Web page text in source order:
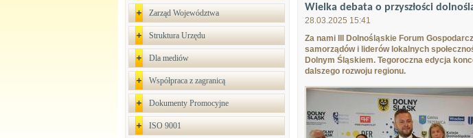
Zarząd Województwa
Struktura Urzędu
Dla mediów
Współpraca z zagranicą
Dokumenty Promocyjne
ISO 9001
Wielka debata o przyszłości
28.03.2025 15:41
Za nami III Dolnośląskie Forum
samorządów i liderów lokalnych
Dolnym Śląskiem. Tegoroczna edycja
dalszego rozwoju regionu.